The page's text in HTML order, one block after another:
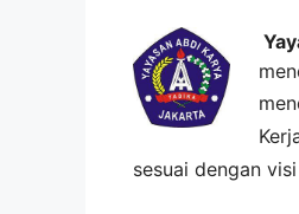
sesuai dengan